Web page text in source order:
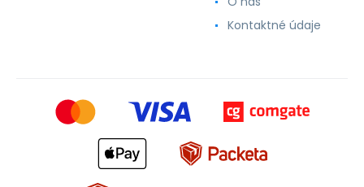
Kontaktné údaje